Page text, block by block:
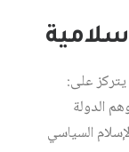
على:
الدولة
السياسي